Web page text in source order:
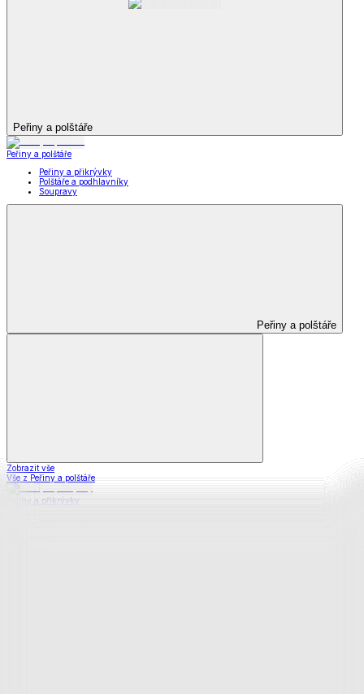
Peřiny a polštáře
Peřiny a polštáře
Peřiny a přikrývky
Polštáře a podhlavníky
Soupravy
Peřiny a polštáře
Zobrazit vše
Vše z Peřiny a polštáře
Peřiny a přikrývky